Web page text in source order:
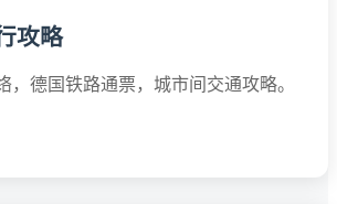
攻略
，德国铁路通票，城市间交通攻略。